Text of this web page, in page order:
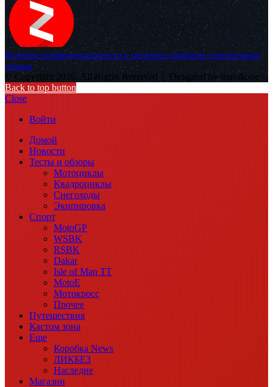
Политика конфиденциальности и политика обработки персональных
данных
© Copyright 2026, All Rights Reserved |
Designed by muvikone
Back to top button
Close
Войти
Домой
Новости
Тесты и обзоры
Мотоциклы
Квадроциклы
Снегоходы
Экипировка
Спорт
MotoGP
WSBK
RSBK
Dakar
Isle of Man TT
MotoE
Мотокросс
Прочее
Путешествия
Кастом зона
Еще
Коробка News
ЛИКБЕЗ
Наследие
Магазин